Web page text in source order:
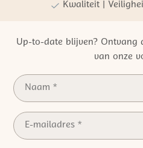
Kwaliteit |
Up-to-date blijven? Ontvang
van onze